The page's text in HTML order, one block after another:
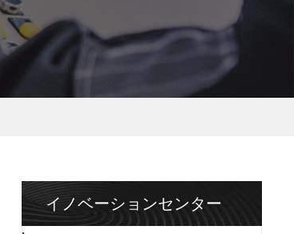
イノベーションセンター